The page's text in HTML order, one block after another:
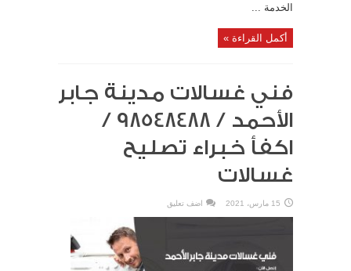
الخدمة ...
أكمل القراءة »
فني غسالات مدينة جابر
الأحمد / 98548488 /
اكفأ خبراء تصليح
غسالات
15 مارس، 2021 اضف تعليق